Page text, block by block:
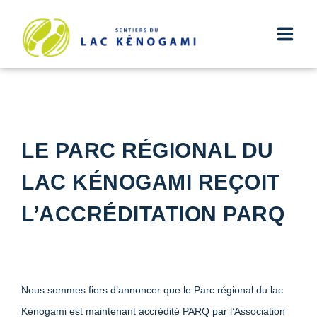
HÉBERGEMENT
TRANSPORT
LE PARC RÉGIONAL DU
LAC KÉNOGAMI REÇOIT
L’ACCRÉDITATION PARQ
Nous sommes fiers d’annoncer que le Parc régional du lac
Kénogami est maintenant accrédité PARQ par l’Association